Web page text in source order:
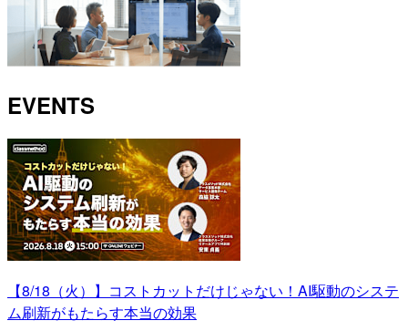
EVENTS
【8/18（火）】コストカットだけじゃない！AI駆動のシステ
ム刷新がもたらす本当の効果